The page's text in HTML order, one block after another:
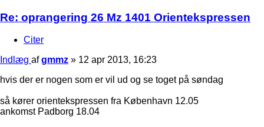
Re: oprangering 26 Mz 1401 Orientekspressen
Citer
Indlæg afgmmz » 12 apr 2013, 16:23
hvis der er nogen som er vil ud og se toget på søndag
så kører orientekspressen fra København 12.05
ankomst Padborg 18.04